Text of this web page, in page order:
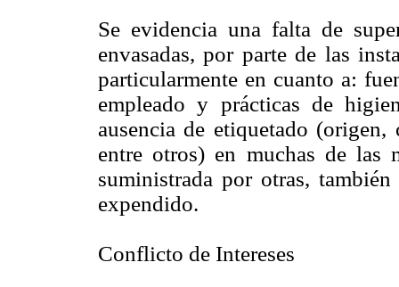
Se evidencia una falta de
envasadas, por parte de las
particularmente en cuanto a:
empleado y prácticas de
ausencia de etiquetado
entre otros) en muchas de las
suministrada por otras,
expendido.
Conflicto de Intereses